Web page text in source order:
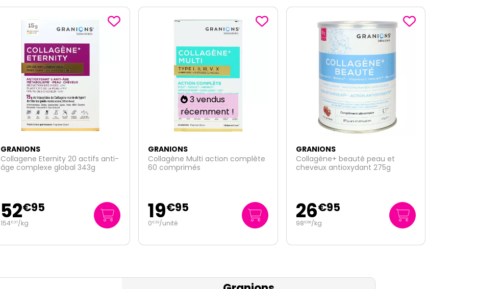
3 vendus
récemment !
GRANIONS
Collagène Multi action complète
60 comprimés
19€95
0€33/unité
GRANIONS
Collagène+ beauté peau et
cheveux antioxydant 275g
26€95
98€00/kg
GRANIONS
22 vitamines minéraux et plantes
défense immunitaire 90
19€95